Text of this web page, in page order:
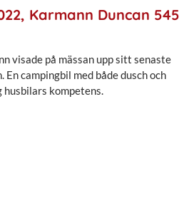
Karmann Duncan 545
visade på mässan upp sitt senaste
campingbil med både dusch och
husbilars kompetens.